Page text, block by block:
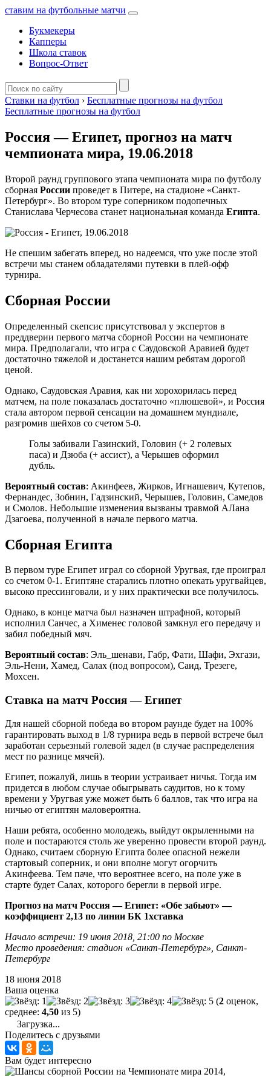
ставим на футбольные матчи
Букмекеры
Капперы
Школа ставок
Вопрос-Ответ
Ставки на футбол › Бесплатные прогнозы на футбол
Бесплатные прогнозы на футбол
Россия — Египет, прогноз на матч
чемпионата мира, 19.06.2018
Второй раунд группового этапа чемпионата мира по футболу
сборная России проведет в Питере, на стадионе «Санкт-
Петербург». Во втором туре соперником подопечных
Станислава Черчесова станет национальная команда Египта.
Не спешим забегать вперед, но надеемся, что уже после этой
встречи мы станем обладателями путевки в плей-офф
турнира.
Сборная России
Определенный скепсис присутствовал у экспертов в
преддверии первого матча сборной России на чемпионате
мира. Предполагали, что игра с Саудовской Аравией будет
достаточно тяжелой и достанется нашим ребятам дорогой
ценой.
Однако, Саудовская Аравия, как ни хорохорилась перед
матчем, на поле показалась достаточно «плюшевой», и Россия
стала автором первой сенсации на домашнем мундиале,
разгромив шейхов со счетом 5-0.
Голы забивали Газинский, Головин (+ 2 голевых
паса) и Дзюба (+ ассист), а Черышев оформил
дубль.
Вероятный состав: Акинфеев, Жирков, Игнашевич, Кутепов,
Фернандес, Зобнин, Гадзинский, Черышев, Головин, Самедов
и Смолов. Небольшие изменения вызваны травмой АЛана
Дзагоева, полученной в начале первого матча.
Сборная Египта
В первом туре Египет играл со сборной Уругвая, где проиграл
со счетом 0-1. Египтяне старались плотно опекать уругвайцев,
высоко прессинговали, и у них практически все получилось.
Однако, в конце матча был назначен штрафной, который
исполнил Санчес, а Хименес головой замкнул его передачу и
забил победный мяч.
Вероятный состав: Эль_шенави, Габр, Фати, Шафи, Эхгази,
Эль-Нени, Хамед, Салах (под вопросом), Саид, Трезеге,
Мохсен.
Ставка на матч Россия — Египет
Для нашей сборной победа во втором раунде будет на 100%
гарантировать выход в 1/8 турнира ведь в первой встрече был
заработан серьезный голевой задел (в случае распределения
мест по разнице мячей).
Египет, пожалуй, лишь в теории устраивает ничья. Тогда им
придется в любом случае обыгрывать саудитов, но к тому
времени у Уругвая уже может быть 6 баллов, так что игра на
ничью от египтян маловероятна.
Наши ребята, особенно молодежь, выйдут окрыленными на
поле и постараются столь же уверенно провести второй раунд.
Однако, считаем сборную Египта более опасной нежели
стартовый соперник, и они вполне могут огорчить
Акинфеева. Тем паче, что вероятнее всего, на поле уже в
старте будет Салах, которого берегли в первой игре.
Прогноз на матч Россия — Египет: «Обе забьют» —
коэффициент 2,13 по линии БК 1хставка
Начало встречи: 19 июня 2018, 21:00 по Москве
Место проведения: стадион «Санкт-Петербург», Санкт-
Петербург
18 июня 2018
Ваша оценка
(2 оценок,
среднее: 4,50 из 5)
Загрузка...
Поделитесь с друзьями
Вам будет интересно